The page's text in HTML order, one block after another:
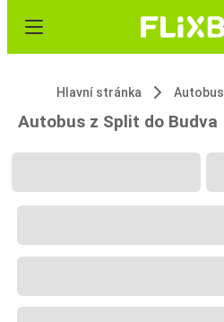
Hlavní stránka Autobus
Autobus z Split do Budva